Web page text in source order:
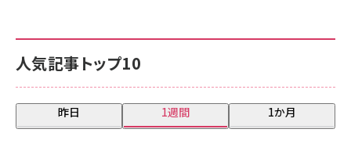
人気記事トップ10
昨日 1週間 1か月